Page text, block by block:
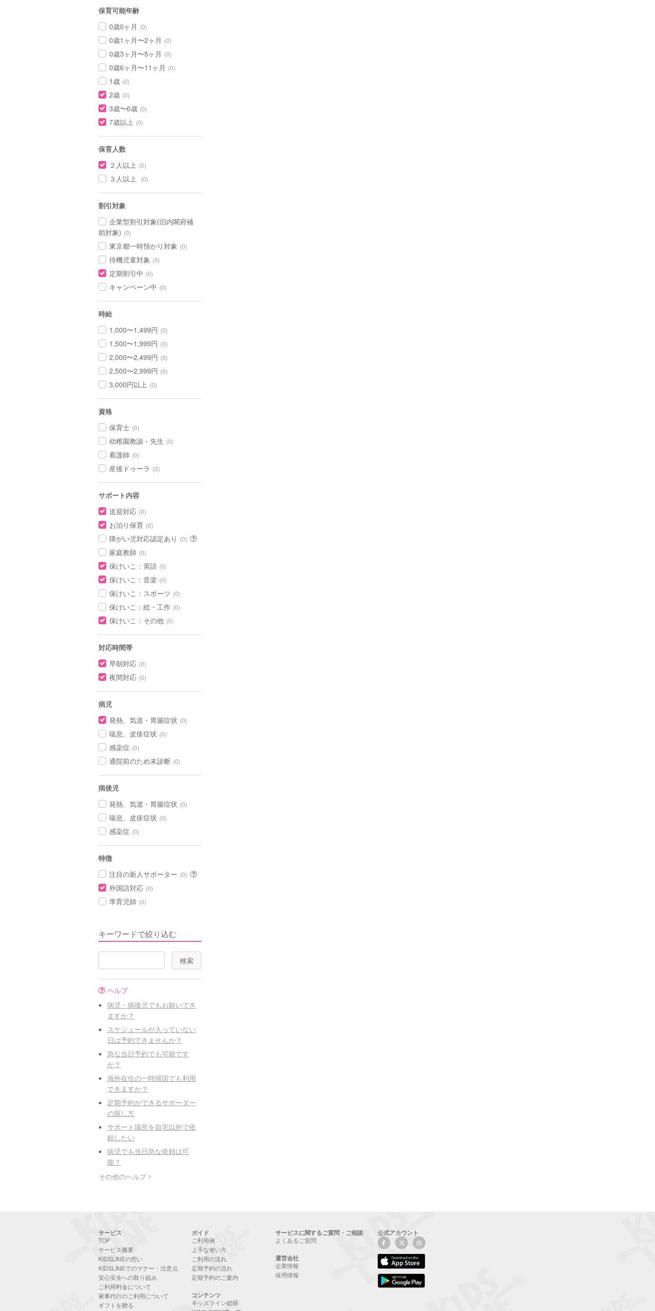
保育可能年齢
0歳0ヶ月 (0)
0歳1ヶ月〜2ヶ月 (0)
0歳3ヶ月〜5ヶ月 (0)
0歳6ヶ月〜11ヶ月 (0)
1歳 (0)
2歳 (0)
3歳〜6歳 (0)
7歳以上 (0)
保育人数
２人以上 (0)
３人以上 (0)
割引対象
企業型割引対象(旧内閣府補
助対象) (0)
東京都一時預かり対象 (0)
待機児童対象 (0)
定期割引中 (0)
キャンペーン中 (0)
時給
1,000〜1,499円 (0)
1,500〜1,999円 (0)
2,000〜2,499円 (0)
2,500〜2,999円 (0)
3,000円以上 (0)
資格
保育士 (0)
幼稚園教諭・先生 (0)
看護師 (0)
産後ドゥーラ (0)
サポート内容
送迎対応 (0)
お泊り保育 (0)
障がい児対応認定あり (0)
家庭教師 (0)
保けいこ：英語 (0)
保けいこ：音楽 (0)
保けいこ：スポーツ (0)
保けいこ：絵・工作 (0)
保けいこ：その他 (0)
対応時間帯
早朝対応 (0)
夜間対応 (0)
病児
発熱、気道・胃腸症状 (0)
喘息、皮疹症状 (0)
感染症 (0)
通院前のため未診断 (0)
病後児
発熱、気道・胃腸症状 (0)
喘息、皮疹症状 (0)
感染症 (0)
特徴
注目の新人サポーター (0)
外国語対応 (0)
準育児師 (0)
キーワードで絞り込む
ヘルプ
病児・病後児でもお願いでき
ますか？
スケジュールが入っていない
日は予約できませんか？
急な当日予約でも可能です
か？
海外在住の一時帰国でも利用
できますか？
定期予約ができるサポーター
の探し方
サポート場所を自宅以外で依
頼したい
病児でも当日急な依頼は可
能？
その他のヘルプ
サービス
TOP
サービス概要
KIDSLINEの想い
KIDSLINEでのマナー・注意点
安心安全への取り組み
ご利用料金について
家事代行のご利用について
ギフトを贈る
ガイド
ご利用例
上手な使い方
ご利用の流れ
定期予約の流れ
定期予約のご案内
コンテンツ
キッズライン総研
サービスに関するご質問・ご相談
よくあるご質問
運営会社
企業情報
採用情報
公式アカウント